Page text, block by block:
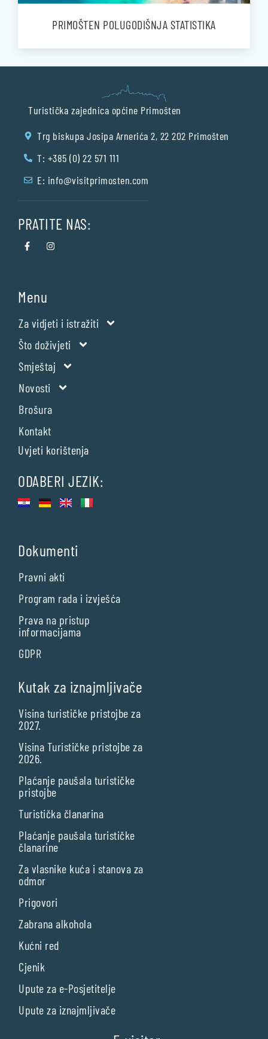
PRIMOŠTEN POLUGODIŠNJA STATISTIKA
Turistička zajednica općine Primošten
Trg biskupa Josipa Arnerića 2, 22 202 Primošten
T: +385 (0) 22 571 111
E: info@visitprimosten.com
PRATITE NAS:
Menu
Za vidjeti i istražiti
Što doživjeti
Smještaj
Novosti
Brošura
Kontakt
Uvjeti korištenja
ODABERI JEZIK:
Dokumenti
Pravni akti
Program rada i izvješća
Prava na pristup
informacijama
GDPR
Kutak za iznajmljivače
Visina turističke pristojbe za
2027.
Visina Turističke pristojbe za
2026.
Plaćanje paušala turističke
pristojbe
Turistička članarina
Plaćanje paušala turističke
članarine
Za vlasnike kuća i stanova za
odmor
Prigovori
Zabrana alkohola
Kućni red
Cjenik
Upute za e-Posjetitelje
Upute za iznajmljivače